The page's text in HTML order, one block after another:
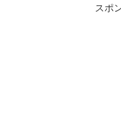
スポ